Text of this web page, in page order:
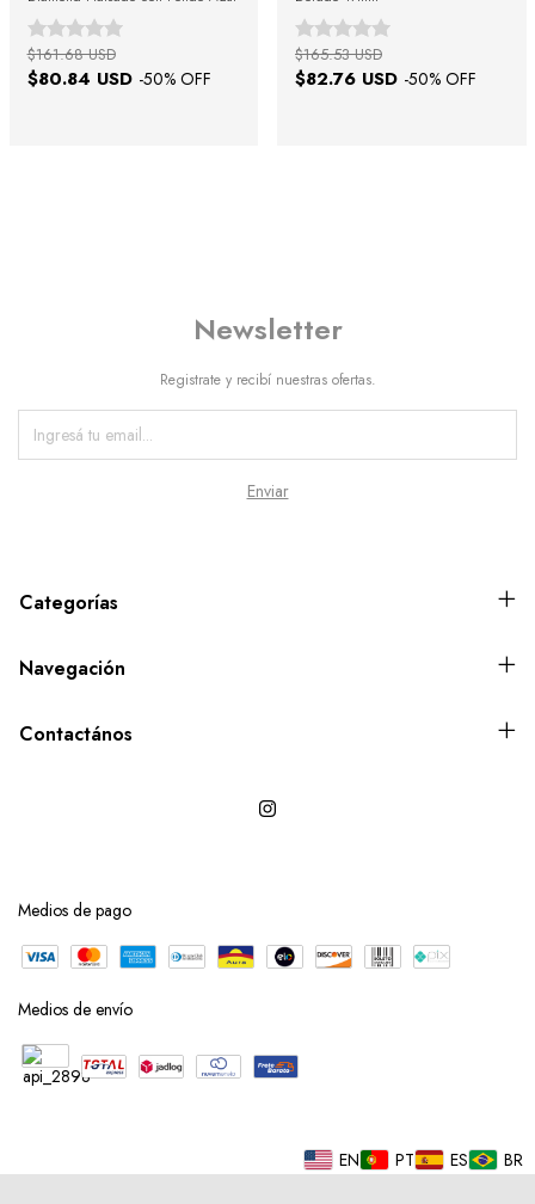
$80.84 USD -50% OFF
$161.68 USD
$82.76 USD -50% OFF
$165.53 USD
Newsletter
Registrate y recibí nuestras ofertas.
Categorías
Navegación
Contactános
Medios de pago
Medios de envío
EN PT ES BR